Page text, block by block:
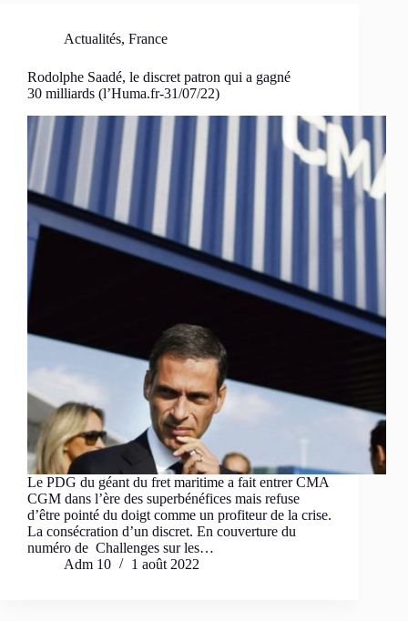
Actualités, France
Rodolphe Saadé, le discret patron qui a gagné
30 milliards (l’Huma.fr-31/07/22)
Le PDG du géant du fret maritime a fait entrer CMA
CGM dans l’ère des superbénéfices mais refuse
d’être pointé du doigt comme un profiteur de la crise.
La consécration d’un discret. En couverture du
numéro de Challenges sur les…
Adm 10
1 août 2022